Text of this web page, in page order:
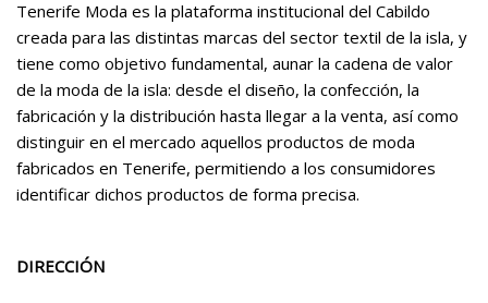
Tenerife Moda es la plataforma institucional del Cabildo
creada para las distintas marcas del sector textil de la isla, y
tiene como objetivo fundamental, aunar la cadena de valor
de la moda de la isla: desde el diseño, la confección, la
fabricación y la distribución hasta llegar a la venta, así como
distinguir en el mercado aquellos productos de moda
fabricados en Tenerife, permitiendo a los consumidores
identificar dichos productos de forma precisa.
DIRECCIÓN